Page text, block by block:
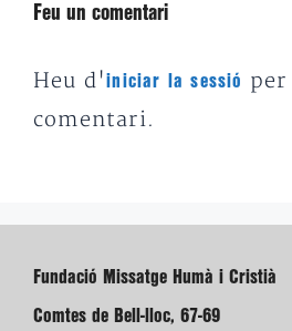
Feu un comentari
Heu d'iniciar la sessió
per
comentari.
Fundació Missatge Humà i Cristià
Comtes de Bell-lloc, 67-69